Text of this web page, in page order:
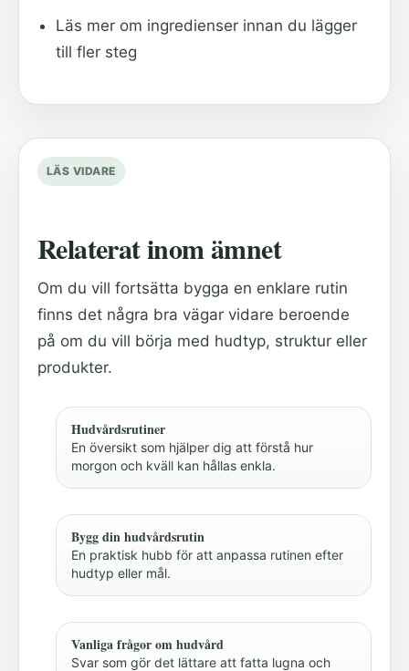
Läs mer om ingredienser innan du lägger
till fler steg
LÄS VIDARE
Relaterat inom ämnet
Om du vill fortsätta bygga en enklare rutin
finns det några bra vägar vidare beroende
på om du vill börja med hudtyp, struktur eller
produkter.
Hudvårdsrutiner
En översikt som hjälper dig att förstå hur
morgon och kväll kan hållas enkla.
Bygg din hudvårdsrutin
En praktisk hubb för att anpassa rutinen efter
hudtyp eller mål.
Vanliga frågor om hudvård
Svar som gör det lättare att fatta lugna och